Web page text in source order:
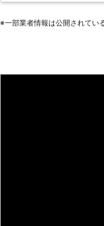
※⼀部業者情報は公開されてい